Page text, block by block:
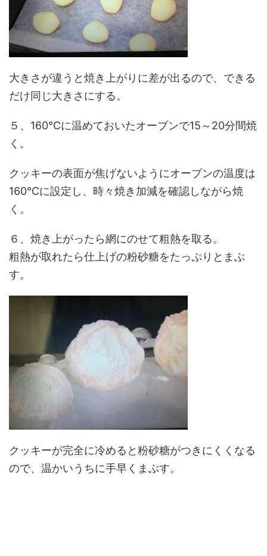
大きさが違うと焼き上がりに差が出るので、できる
だけ同じ大きさにする。
５、160℃に温めておいたオーブンで15～20分間焼
く。
クッキーの表面が焦げないようにオーブンの温度は
160℃に設定し、時々焼き加減を確認しながら焼
く。
６、焼き上がったら網にのせて粗熱を取る。
粗熱が取れたら仕上げの粉砂糖をたっぷりとまぶ
す。
クッキーが完全に冷めると粉砂糖がつきにくくなる
ので、温かいうちに手早くまぶす。